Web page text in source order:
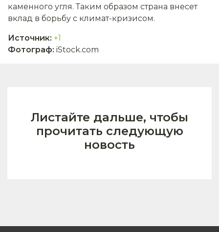
каменного угля. Таким образом страна внесет
вклад в борьбу с климат-кризисом.
Источник: +1
Фотограф: iStock.com
Листайте дальше, чтобы
прочитать следующую
новость